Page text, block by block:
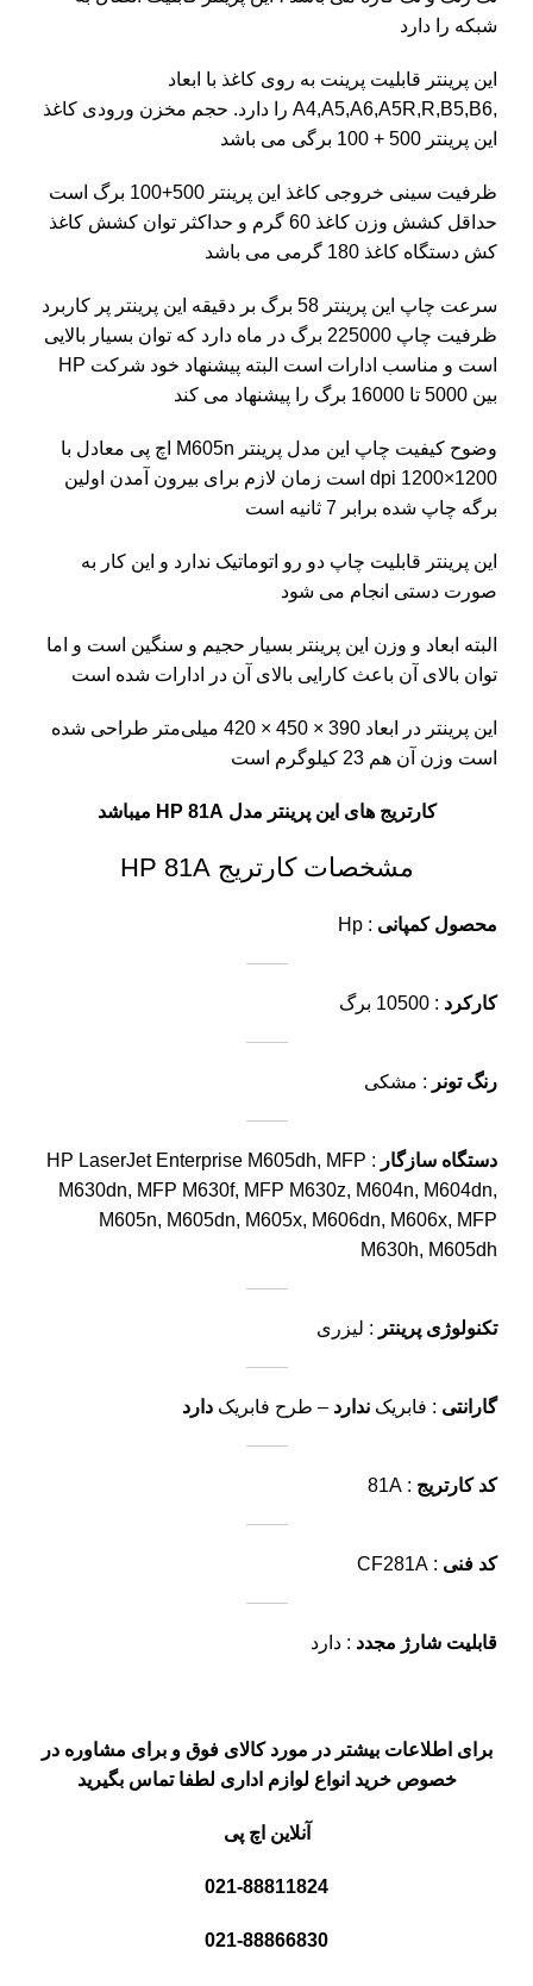
شبکه را دارد
این پرینتر قابلیت پرینت به روی کاغذ با ابعاد
,A4,A5,A6,A5R,R,B5,B6 را دارد.
حجم مخزن ورودی کاغذ
این پرینتر 500 + 100 برگی می باشد
ظرفیت سینی خروجی کاغذ این پرینتر 500+100 برگ است
حداقل کشش وزن کاغذ 60 گرم و حداکثر توان کشش کاغذ
کش دستگاه کاغذ 180 گرمی می باشد
سرعت چاپ این پرینتر 58 برگ بر دقیقه
این پرینتر پر کاربرد
ظرفیت چاپ 225000 برگ در ماه دارد
که توان بسیار بالایی
است و مناسب ادارات است البته پیشنهاد خود شرکت HP
بین 5000 تا 16000 برگ را پیشنهاد می کند
وضوح کیفیت چاپ این مدل پرینتر M605n اچ پی معادل با
1200×1200 dpi است
زمان لازم برای بیرون آمدن اولین
برگه چاپ شده برابر 7 ثانیه است
این پرینتر قابلیت چاپ دو رو اتوماتیک ندارد و این کار به
صورت دستی انجام می شود
البته ابعاد و وزن این پرینتر بسیار حجیم و سنگین است و اما
توان بالای آن باعث کارایی بالای آن در ادارات شده است
این پرینتر در ابعاد
390 × 450 × 420 میلی‌متر طراحی شده
است وزن آن هم 23 کیلوگرم است
کارتریج های این پرینتر مدل HP 81A میباشد
مشخصات کارتریج HP 81A
محصول کمپانی : Hp
کارکرد : 10500 برگ
رنگ تونر : مشکی
دستگاه سازگار
: HP LaserJet Enterprise M605dh, MFP
M630dn, MFP M630f, MFP M630z, M604n, M604dn,
M605n, M605dn, M605x, M606dn, M606x, MFP
M630h, M605dh
تکنولوژی پرینتر : لیزری
گارانتی : فابریک ندارد – طرح فابریک دارد
کد کارتریج : 81A
کد فنی : CF281A
قابلیت شارژ مجدد : دارد
برای اطلاعات بیشتر در مورد کالای فوق و برای مشاوره در
خصوص خرید انواع لوازم اداری لطفا تماس بگیرید
آنلاین اچ پی
021-88811824
021-88866830